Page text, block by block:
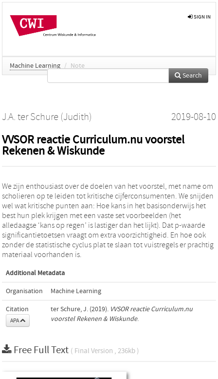
SIGN IN
Machine Learning / Note
Search
J.A. ter Schure (Judith) 2019-08-10
VVSOR reactie Curriculum.nu voorstel
Rekenen & Wiskunde
We zijn enthousiast over de doelen van het voorstel, met name om
scholieren op te leiden tot kritische cijferconsumenten. We snijden
wel wat kritische punten aan: Hoe kans in het basisonderwijs het
best hun plek krijgen met een vaste set voorbeelden (het
alledaagse ‘kans op regen’ is lastiger dan het lijkt). Dat p-waarde
significantietoetsen vraagt om extra voorzichtigheid. En hoe ook
zonder de statistische cyclus plat te slaan tot vuistregels er prachtig
materiaal voorhanden is.
Additional Metadata
Organisation Machine Learning
Citation
APA
ter Schure, J. (2019). VVSOR reactie Curriculum.nu
voorstel Rekenen & Wiskunde.
Free Full Text ( Final Version , 236kb )